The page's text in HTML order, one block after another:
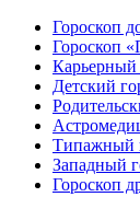
Гороскоп
Гороскоп
Карьерный
Детский
Типажный
Западный
Гороскоп